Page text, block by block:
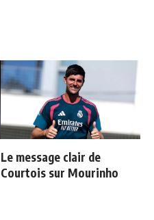
Le message clair de
Courtois sur Mourinho